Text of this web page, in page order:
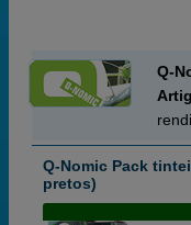
Q-
Q-Nomic Pack
pretos)